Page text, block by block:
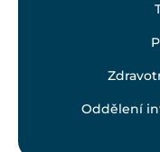
Oddělení